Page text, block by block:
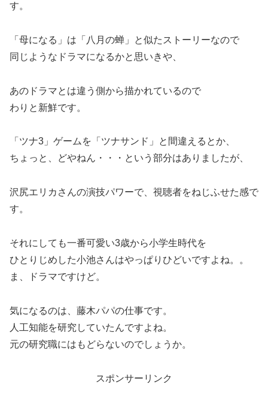
す。
「母になる」は「八月の蝉」と似たストーリーなので
同じようなドラマになるかと思いきや、
あのドラマとは違う側から描かれているので
わりと新鮮です。
「ツナ3」ゲームを「ツナサンド」と間違えるとか、
ちょっと、どやねん・・・という部分はありましたが、
沢尻エリカさんの演技パワーで、視聴者をねじふせた感で
す。
それにしても一番可愛い3歳から小学生時代を
ひとりじめした小池さんはやっぱりひどいですよね。。
ま、ドラマですけど。
気になるのは、藤木パパの仕事です。
人工知能を研究していたんですよね。
元の研究職にはもどらないのでしょうか。
スポンサーリンク